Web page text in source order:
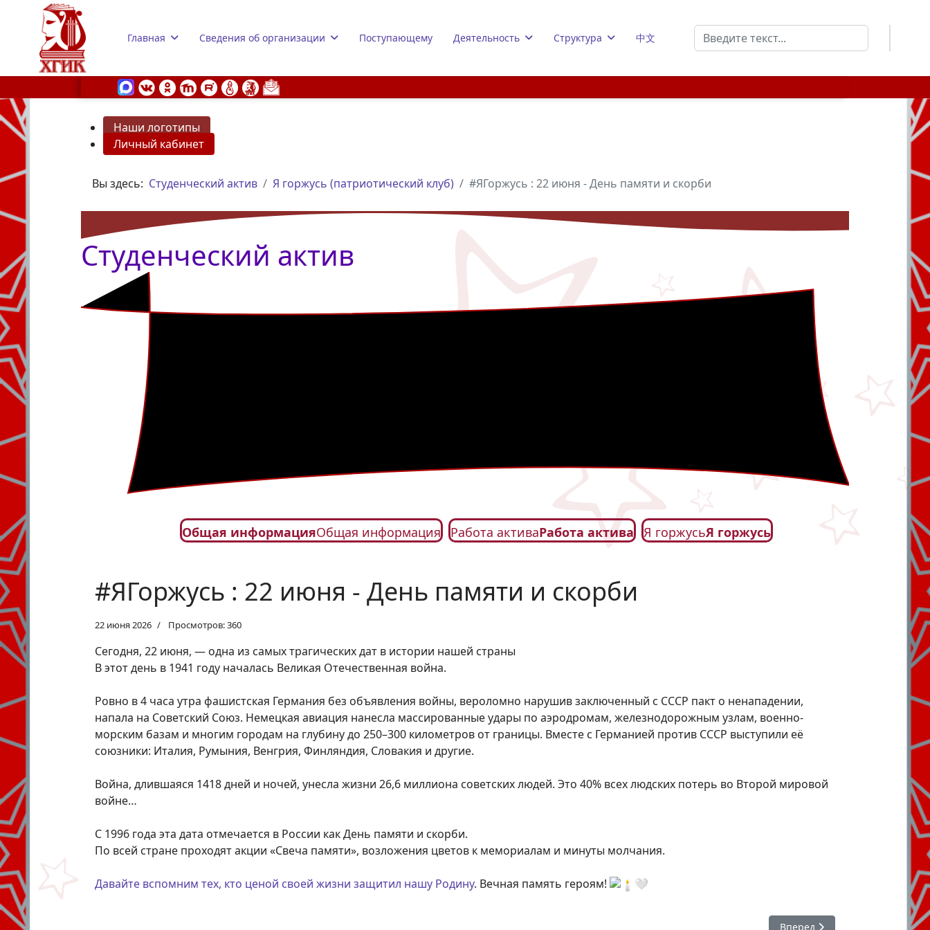
Главная Сведения об организации Поступающему Деятельность Структура 中文
Поиск
Наши логотипы
Личный кабинет
Вы здесь: Студенческий актив Я горжусь (патриотический клуб) #ЯГоржусь : 22 июня - День памяти и скорби
Студенческий актив
Общая информацияОбщая информация Работа активаРабота актива Я горжусьЯ горжусь
#ЯГоржусь : 22 июня - День памяти и скорби
22 июня 2026 Просмотров: 360
Сегодня, 22 июня, — одна из самых трагических дат в истории нашей страны
В этот день в 1941 году началась Великая Отечественная война.
Ровно в 4 часа утра фашистская Германия без объявления войны, вероломно нарушив заключенный с СССР пакт о ненападении,
напала на Советский Союз. Немецкая авиация нанесла массированные удары по аэродромам, железнодорожным узлам, военно-
морским базам и многим городам на глубину до 250–300 километров от границы. Вместе с Германией против СССР выступили её
союзники: Италия, Румыния, Венгрия, Финляндия, Словакия и другие.
Война, длившаяся 1418 дней и ночей, унесла жизни 26,6 миллиона советских людей. Это 40% всех людских потерь во Второй мировой
войне…
С 1996 года эта дата отмечается в России как День памяти и скорби.
По всей стране проходят акции «Свеча памяти», возложения цветов к мемориалам и минуты молчания.
Давайте вспомним тех, кто ценой своей жизни защитил нашу Родину. Вечная память героям! 🤍
Следующий: #ЯГоржусь : День
Вперед